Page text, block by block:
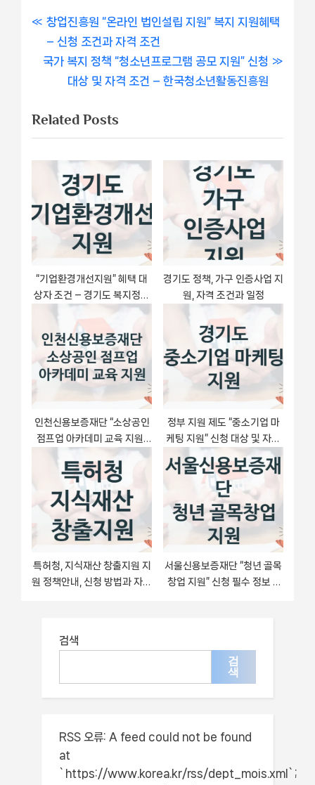
글
내
게
이
P
r
e
o
u
s
창업진흥원 “온라인 법인설립 지원” 복지 지원혜택
– 신청 조건과 자격 조건
N
t
P
o
국가 복지 정책 “청소년프로그램 공모 지원” 신청
대상 및 자격 조건 – 한국청소년활동진흥원
Related Posts
“기업환경개선지원” 혜택 대
상자 조건 – 경기도 복지정책
요건 및 혜택
경기도 정책, 가구 인증사업 지
원, 자격 조건과 일정
인천신용보증재단 “소상공인
점프업 아카데미 교육 지원”
복지 지원혜택 – 자격 조건과
구비 서류
정부 지원 제도 “중소기업 마
케팅 지원” 신청 대상 및 자격
조건 – 경기도
특허청, 지식재산 창출지원 지
원 정책안내, 신청 방법과 자격
서울신용보증재단 “청년 골목
창업 지원” 신청 필수 정보 –
검색
검
색
RSS 오류: A feed could not be found
at
`https://www.korea.kr/rss/dept_mois.xml`;